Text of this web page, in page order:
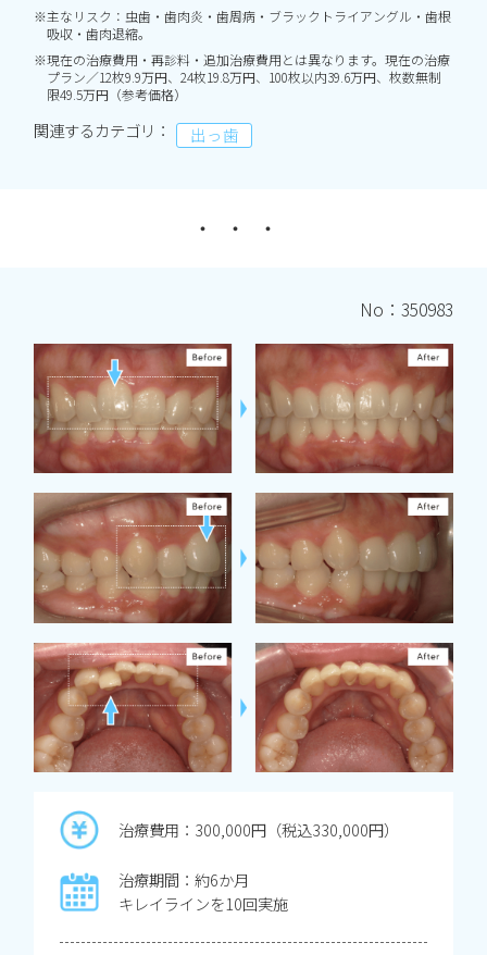
※主なリスク：虫歯・歯肉炎・歯周病・ブラックトライアングル・歯根
吸収・歯肉退縮。
※現在の治療費用・再診料・追加治療費用とは異なります。現在の治療
プラン／12枚9.9万円、24枚19.8万円、100枚以内39.6万円、枚数無制
限49.5万円（参考価格）
関連するカテゴリ： 出っ歯
No：350983
治療費用：300,000円（税込330,000円）
治療期間：約6か月
キレイラインを10回実施